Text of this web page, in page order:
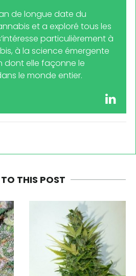
de longue date du
et a exploré tous les
particulièrement à
à la science émergente
elle façonne le
le monde entier.
THIS POST